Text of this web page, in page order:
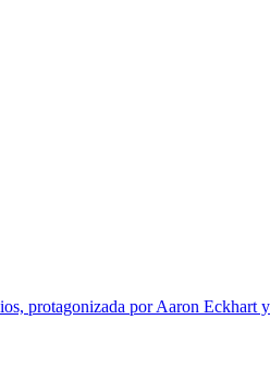
protagonizada por Aaron Eckhart